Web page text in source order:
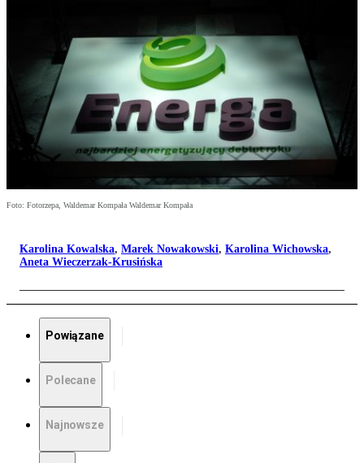
Foto: Fotorzepa, Waldemar Kompała Waldemar Kompała
Karolina Kowalska, Marek Nowakowski, Karolina Wichowska,
Aneta Wieczerzak-Krusińska
Powiązane
Polecane
Najnowsze